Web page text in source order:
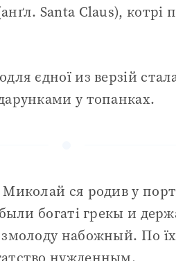
Santa Claus),
єдної из верзій
у топанках.
Миколай ся родив у
богаті грекы и
набожный. По